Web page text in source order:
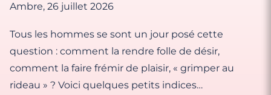
Ambre, 26 juillet 2026
Tous les hommes se sont un jour posé cette
question : comment la rendre folle de désir,
comment la faire frémir de plaisir, « grimper au
rideau » ? Voici quelques petits indices…